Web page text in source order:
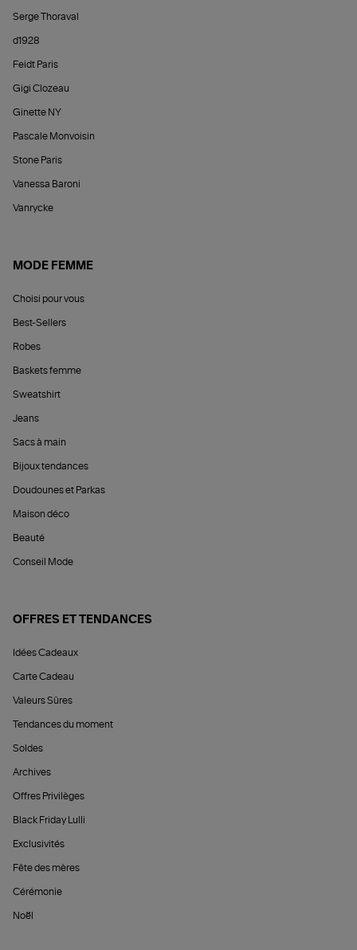
Serge Thoraval
d1928
Feidt Paris
Gigi Clozeau
Ginette NY
Pascale Monvoisin
Stone Paris
Vanessa Baroni
Vanrycke
MODE FEMME
Choisi pour vous
Best-Sellers
Robes
Baskets femme
Sweatshirt
Jeans
Sacs à main
Bijoux tendances
Doudounes et Parkas
Maison déco
Beauté
Conseil Mode
OFFRES ET TENDANCES
Idées Cadeaux
Carte Cadeau
Valeurs Sûres
Tendances du moment
Soldes
Archives
Offres Privilèges
Black Friday Lulli
Exclusivités
Fête des mères
Cérémonie
Noël